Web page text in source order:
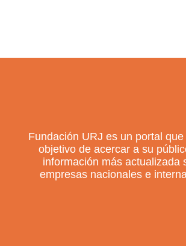
Fundación URJ es un portal
objetivo de acercar a su
información más actualizada
empresas nacionales e